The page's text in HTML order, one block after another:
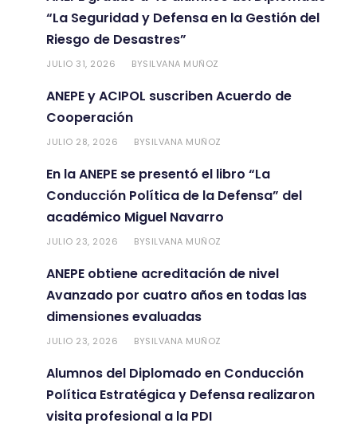
“La Seguridad y Defensa en la Gestión del
Riesgo de Desastres”
JULIO 31, 2026 BYSILVANA MUÑOZ
ANEPE y ACIPOL suscriben Acuerdo de
Cooperación
JULIO 28, 2026 BYSILVANA MUÑOZ
En la ANEPE se presentó el libro “La
Conducción Política de la Defensa” del
académico Miguel Navarro
JULIO 23, 2026 BYSILVANA MUÑOZ
ANEPE obtiene acreditación de nivel
Avanzado por cuatro años en todas las
dimensiones evaluadas
JULIO 23, 2026 BYSILVANA MUÑOZ
Alumnos del Diplomado en Conducción
Política Estratégica y Defensa realizaron
visita profesional a la PDI